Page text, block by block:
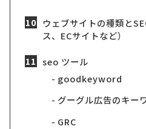
ウェブサイトの種類と
ス、ECサイトなど）
seo ツール
goodkeyword
グーグル広告のキー
GRC